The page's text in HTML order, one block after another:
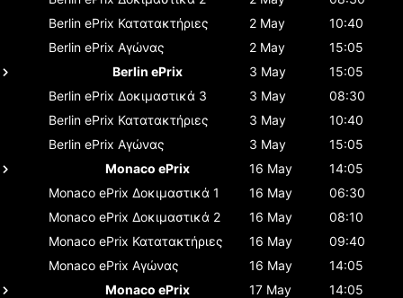
Berlin ePrix Κατατακτήριες 2 May
10:40
Berlin ePrix Αγώνας 2 May
15:05
Berlin ePrix
3 May
15:05
Berlin ePrix Δοκιμαστικά 3 3 May
08:30
Berlin ePrix Κατατακτήριες 3 May
10:40
Berlin ePrix Αγώνας 3 May
15:05
Monaco ePrix
16 May
14:05
Monaco ePrix Δοκιμαστικά 1 16 May
06:30
Monaco ePrix Δοκιμαστικά 2 16 May
08:10
Monaco ePrix Κατατακτήριες 16 May
09:40
Monaco ePrix Αγώνας 16 May
14:05
Monaco ePrix
17 May
14:05